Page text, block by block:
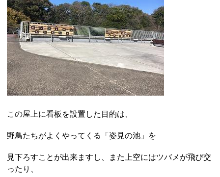
この屋上に看板を設置した目的は、
野鳥たちがよくやってくる「姿見の池」を
見下ろすことが出来ますし、また上空にはツバメが飛び交
ったり、